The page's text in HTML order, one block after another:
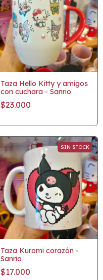
Taza Hello Kitty y amigos
con cuchara - Sanrio
$23.000
SIN STOCK
Taza Kuromi corazón -
Sanrio
$17.000